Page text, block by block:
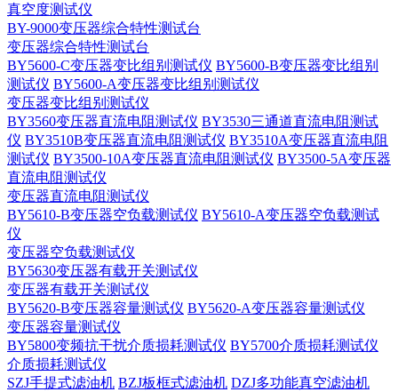
真空度测试仪
BY-9000变压器综合特性测试台
变压器综合特性测试台
BY5600-C变压器变比组别测试仪 BY5600-B变压器变比组别
测试仪 BY5600-A变压器变比组别测试仪
变压器变比组别测试仪
BY3560变压器直流电阻测试仪 BY3530三通道直流电阻测试
仪 BY3510B变压器直流电阻测试仪 BY3510A变压器直流电阻
测试仪 BY3500-10A变压器直流电阻测试仪 BY3500-5A变压器
直流电阻测试仪
变压器直流电阻测试仪
BY5610-B变压器空负载测试仪 BY5610-A变压器空负载测试
仪
变压器空负载测试仪
BY5630变压器有载开关测试仪
变压器有载开关测试仪
BY5620-B变压器容量测试仪 BY5620-A变压器容量测试仪
变压器容量测试仪
BY5800变频抗干扰介质损耗测试仪 BY5700介质损耗测试仪
介质损耗测试仪
SZJ手提式滤油机 BZJ板框式滤油机 DZJ多功能真空滤油机